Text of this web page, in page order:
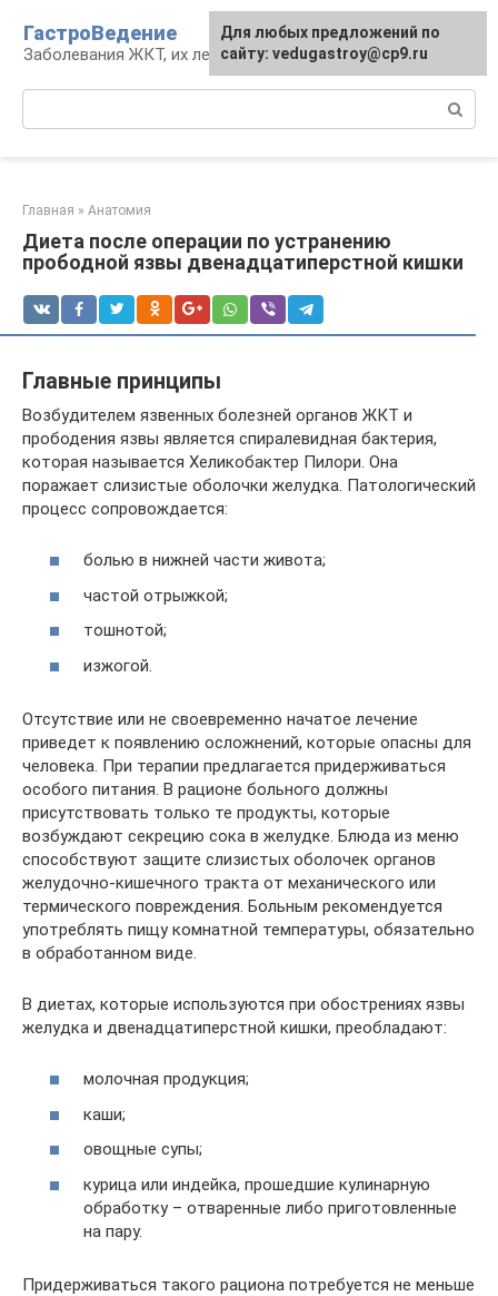
контенту
ГастроВедение
Заболевания ЖКТ, их лечение и профилактика
Главная » Анатомия
Диета после операции по устранению
прободной язвы двенадцатиперстной кишки
Главные принципы
Возбудителем язвенных болезней органов ЖКТ и
прободения язвы является спиралевидная бактерия,
которая называется Хеликобактер Пилори. Она
поражает слизистые оболочки желудка. Патологический
процесс сопровождается:
болью в нижней части живота;
частой отрыжкой;
тошнотой;
изжогой.
Отсутствие или не своевременно начатое лечение
приведет к появлению осложнений, которые опасны для
человека. При терапии предлагается придерживаться
особого питания. В рационе больного должны
присутствовать только те продукты, которые
возбуждают секрецию сока в желудке. Блюда из меню
способствуют защите слизистых оболочек органов
желудочно-кишечного тракта от механического или
термического повреждения. Больным рекомендуется
употреблять пищу комнатной температуры, обязательно
в обработанном виде.
В диетах, которые используются при обострениях язвы
желудка и двенадцатиперстной кишки, преобладают:
молочная продукция;
каши;
овощные супы;
курица или индейка, прошедшие кулинарную
обработку – отваренные либо приготовленные
на пару.
Придерживаться такого рациона потребуется не меньше
Для любых предложений по
сайту: vedugastroy@cp9.ru